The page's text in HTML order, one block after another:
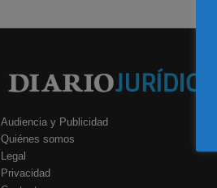
Audiencia y Publicidad
Quiénes somos
Legal
Privacidad